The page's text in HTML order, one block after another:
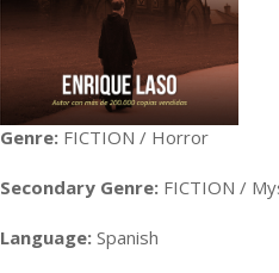
Genre: FICTION / Horror
Secondary Genre: FICTION /
Language: Spanish